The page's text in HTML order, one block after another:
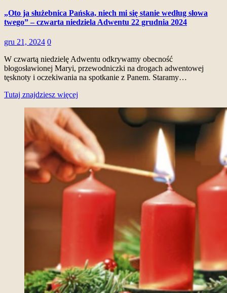
„Oto ja służebnica Pańska, niech mi się stanie według słowa
twego” – czwarta niedziela Adwentu 22 grudnia 2024
gru 21, 2024 0
W czwartą niedzielę Adwentu odkrywamy obecność
błogosławionej Maryi, przewodniczki na drogach adwentowej
tęsknoty i oczekiwania na spotkanie z Panem. Staramy…
Tutaj znajdziesz więcej